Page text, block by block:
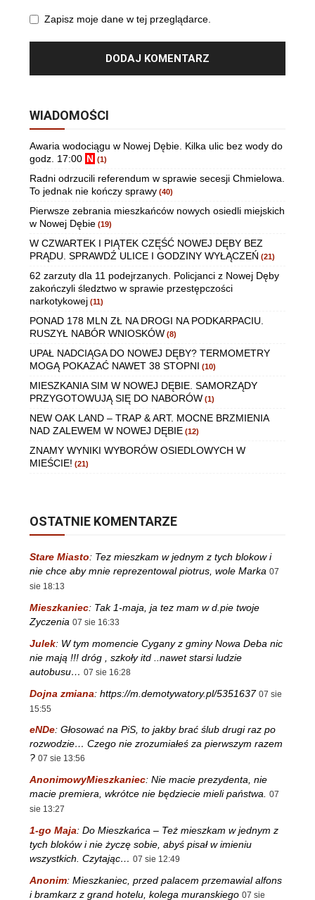
Zapisz moje dane w tej przeglądarce.
WIADOMOŚCI
Awaria wodociągu w Nowej Dębie. Kilka ulic bez wody do
godz. 17:00 N (1)
Radni odrzucili referendum w sprawie secesji Chmielowa.
To jednak nie kończy sprawy (40)
Pierwsze zebrania mieszkańców nowych osiedli miejskich
w Nowej Dębie (19)
W CZWARTEK I PIĄTEK CZĘŚĆ NOWEJ DĘBY BEZ
PRĄDU. SPRAWDŹ ULICE I GODZINY WYŁĄCZEŃ (21)
62 zarzuty dla 11 podejrzanych. Policjanci z Nowej Dęby
zakończyli śledztwo w sprawie przestępczości
narkotykowej (11)
PONAD 178 MLN ZŁ NA DROGI NA PODKARPACIU.
RUSZYŁ NABÓR WNIOSKÓW (8)
UPAŁ NADCIĄGA DO NOWEJ DĘBY? TERMOMETRY
MOGĄ POKAZAĆ NAWET 38 STOPNI (10)
MIESZKANIA SIM W NOWEJ DĘBIE. SAMORZĄDY
PRZYGOTOWUJĄ SIĘ DO NABORÓW (1)
NEW OAK LAND – TRAP & ART. MOCNE BRZMIENIA
NAD ZALEWEM W NOWEJ DĘBIE (12)
ZNAMY WYNIKI WYBORÓW OSIEDLOWYCH W
MIEŚCIE! (21)
OSTATNIE KOMENTARZE
Stare Miasto: Tez mieszkam w jednym z tych blokow i
nie chce aby mnie reprezentowal piotrus, wole Marka 07
sie 18:13
Mieszkaniec: Tak 1-maja, ja tez mam w d.pie twoje
Zyczenia 07 sie 16:33
Julek: W tym momencie Cygany z gminy Nowa Deba nic
nie mają !!! dróg , szkoły itd ..nawet starsi ludzie
autobusu… 07 sie 16:28
Dojna zmiana: https://m.demotywatory.pl/5351637 07 sie
15:55
eNDe: Głosować na PiS, to jakby brać ślub drugi raz po
rozwodzie… Czego nie zrozumiałeś za pierwszym razem
? 07 sie 13:56
AnonimowyMieszkaniec: Nie macie prezydenta, nie
macie premiera, wkrótce nie będziecie mieli państwa. 07
sie 13:27
1-go Maja: Do Mieszkańca – Też mieszkam w jednym z
tych bloków i nie życzę sobie, abyś pisał w imieniu
wszystkich. Czytając… 07 sie 12:49
Anonim: Mieszkaniec, przed palacem przemawial alfons
i bramkarz z grand hotelu, kolega muranskiego 07 sie